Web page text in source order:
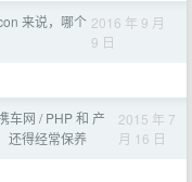
来说，哪个 2016 年 9 月
9 日
车网 / PHP 和 产
还得经常保养
2015 年 7
月 16 日